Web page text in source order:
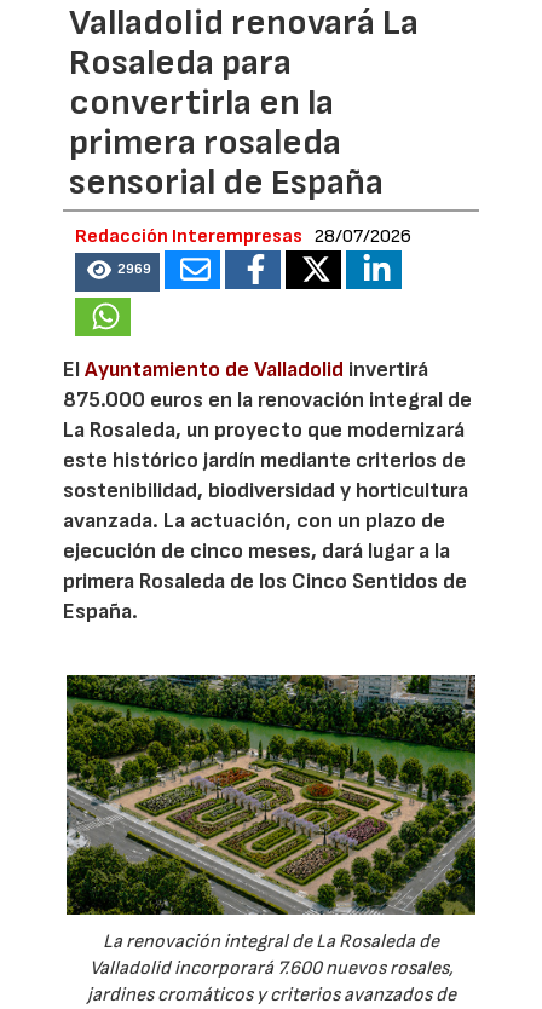
Valladolid renovará La
Rosaleda para
convertirla en la
primera rosaleda
sensorial de España
Redacción Interempresas 28/07/2026
2969
ElAyuntamiento de Valladolid invertirá
875.000 euros en la renovación integral de
La Rosaleda, un proyecto que modernizará
este histórico jardín mediante criterios de
sostenibilidad, biodiversidad y horticultura
avanzada. La actuación, con un plazo de
ejecución de cinco meses, dará lugar a la
primera Rosaleda de los Cinco Sentidos de
España.
La renovación integral de La Rosaleda de
Valladolid incorporará 7.600 nuevos rosales,
jardines cromáticos y criterios avanzados de